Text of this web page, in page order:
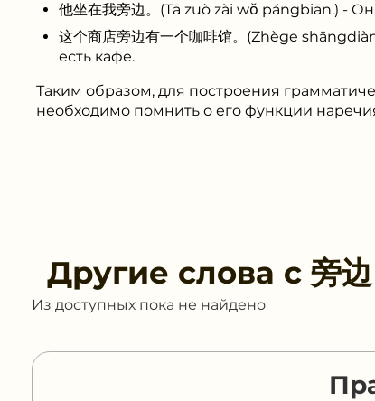
他坐在我旁边。(Tā zuò zài wǒ pángbiān.) -
这个商店旁边有一个咖啡馆。(Zhège
есть кафе.
Таким образом, для построения
необходимо помнить о его функции
Другие слова с 旁边
Из доступных пока не найдено